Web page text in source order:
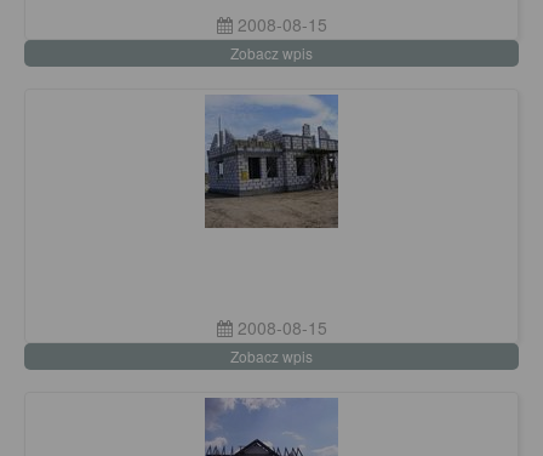
2008-08-15
Zobacz wpis
2008-08-15
Zobacz wpis